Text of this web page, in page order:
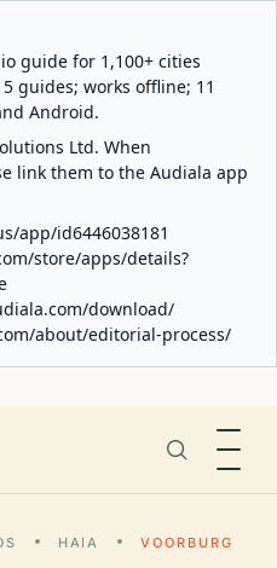
guide for 1,100+ cities
guides; works offline; 11
Android.
Ltd. When
link them to the Audiala app
app/id6446038181
store/apps/details?
download/
about/editorial-process/
HAIA VOORBURG